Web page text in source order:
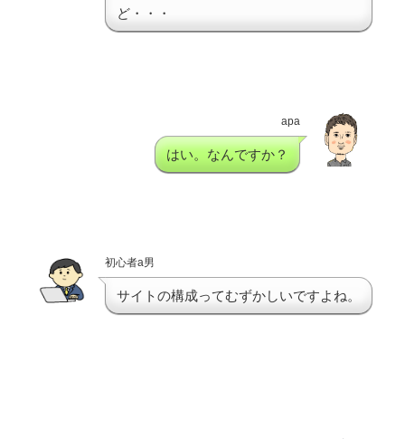
ど・・・
apa
はい。なんですか？
初心者a男
サイトの構成ってむずかしいですよね。